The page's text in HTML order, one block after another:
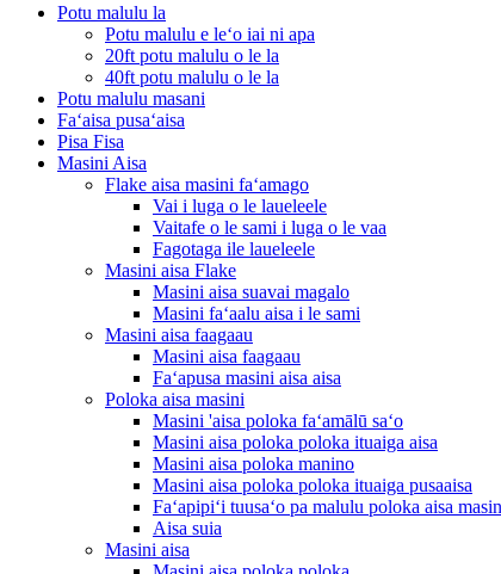
Potu malulu la
Potu malulu e leʻo iai ni apa
20ft potu malulu o le la
40ft potu malulu o le la
Potu malulu masani
Faʻaisa pusaʻaisa
Pisa Fisa
Masini Aisa
Flake aisa masini faʻamago
Vai i luga o le laueleele
Vaitafe o le sami i luga o le vaa
Fagotaga ile laueleele
Masini aisa Flake
Masini aisa suavai magalo
Masini faʻaalu aisa i le sami
Masini aisa faagaau
Masini aisa faagaau
Faʻapusa masini aisa aisa
Poloka aisa masini
Masini 'aisa poloka faʻamālū saʻo
Masini aisa poloka poloka ituaiga aisa
Masini aisa poloka manino
Masini aisa poloka poloka ituaiga pusaaisa
Faʻapipiʻi tuusaʻo pa malulu poloka aisa
Aisa suia
Masini aisa